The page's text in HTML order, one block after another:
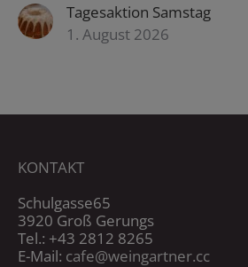
Tagesaktion Samstag
1. August 2026
KONTAKT
Schulgasse65
3920 Groß Gerungs
Tel.: +43 2812 8265
E-Mail: cafe@weingartner.cc